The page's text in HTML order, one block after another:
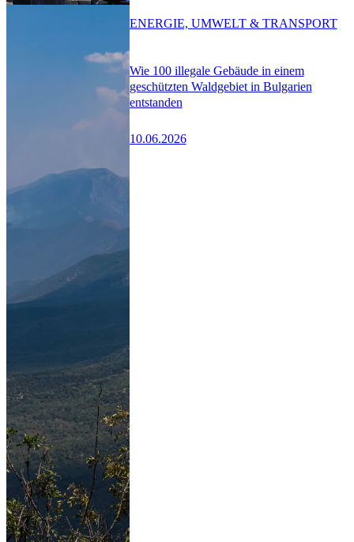
Wie 100 illegale Gebäude in einem
geschützten Waldgebiet in Bulgarien
entstanden
10.06.2026
ENERGIE, UMWELT & TRANSPORT